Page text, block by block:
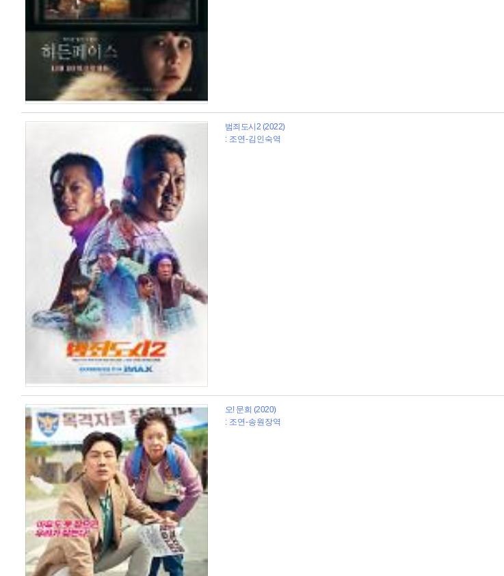
범죄도시2 (2022)
: 조연-김인숙역
오! 문희 (2020)
: 조연-송원장역